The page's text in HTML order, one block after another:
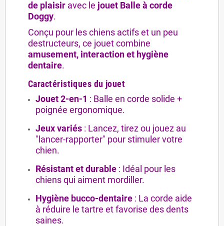
de plaisir avec le jouet Balle à corde
Doggy.
Conçu pour les chiens actifs et un peu
destructeurs, ce jouet combine
amusement, interaction et hygiène
dentaire.
Caractéristiques du jouet
Jouet 2-en-1 : Balle en corde solide +
poignée ergonomique.
Jeux variés : Lancez, tirez ou jouez au
"lancer-rapporter" pour stimuler votre
chien.
Résistant et durable : Idéal pour les
chiens qui aiment mordiller.
Hygiène bucco-dentaire : La corde aide
à réduire le tartre et favorise des dents
saines.